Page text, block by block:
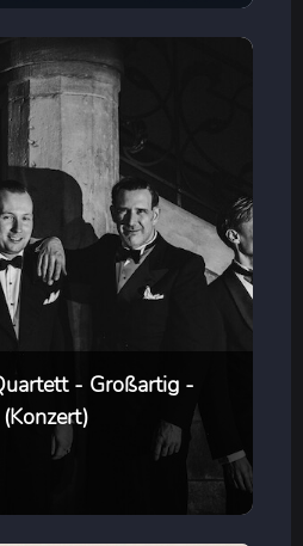
- Großartig -